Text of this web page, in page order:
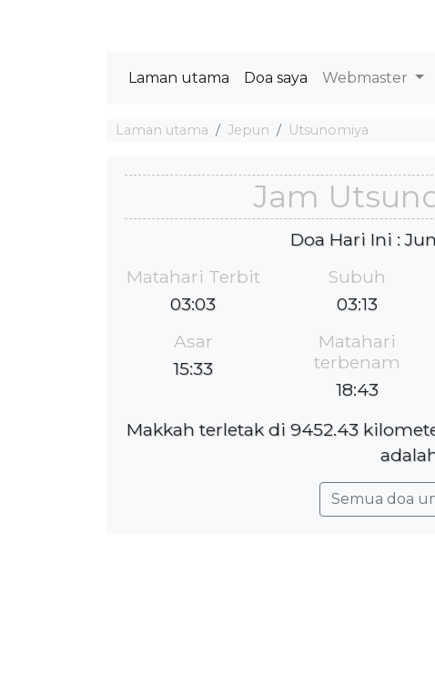
Laman utama Doa saya Webmaster
Laman utama Jepun Utsunomiya
Jam
Doa Hari Ini :
Matahari Terbit
03:03
Subuh
03:13
Asar
15:33
Matahari
terbenam
18:43
Makkah terletak di 9452.43
Semua doa